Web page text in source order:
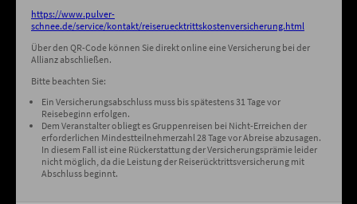
https://www.pulver-
schnee.de/service/kontakt/reiseruecktrittskostenversicherung.html
Über den QR-Code können Sie direkt online eine Versicherung bei der
Allianz abschließen.
Bitte beachten Sie:
Ein Versicherungsabschluss muss bis spätestens 31 Tage vor
Reisebeginn erfolgen.
Dem Veranstalter obliegt es Gruppenreisen bei Nicht-Erreichen der
erforderlichen Mindestteilnehmerzahl 28 Tage vor Abreise abzusagen.
In diesem Fall ist eine Rückerstattung der Versicherungsprämie leider
nicht möglich, da die Leistung der Reiserücktrittsversicherung mit
Abschluss beginnt.